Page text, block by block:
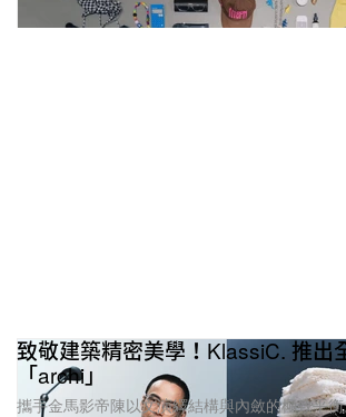
致敬建築精密美學！KlassiC. 推出
「archi」
攜手金馬影帝陳以文演繹結構與內斂的極致平